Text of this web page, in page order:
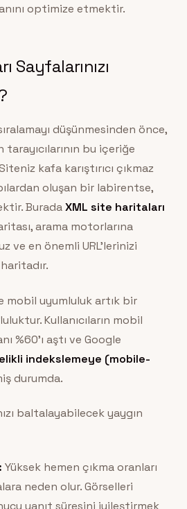
optimize etmektir.
Sayfalarınızı
düşünmesinden önce,
tarayıcılarının bu içeriğe
kafa karıştırıcı çıkmaz
oluşan bir labirentse,
BuradaXML site haritaları
arama motorlarına
ve en önemli URL’lerinizi
mobil uyumluluk artık bir
Kullanıcıların mobil
%60’ı aştı ve Google
indekslemeye (mobile-
durumda.
baltalayabilecek yaygın
Yüksek hemen çıkma oranları
neden olur. Görselleri